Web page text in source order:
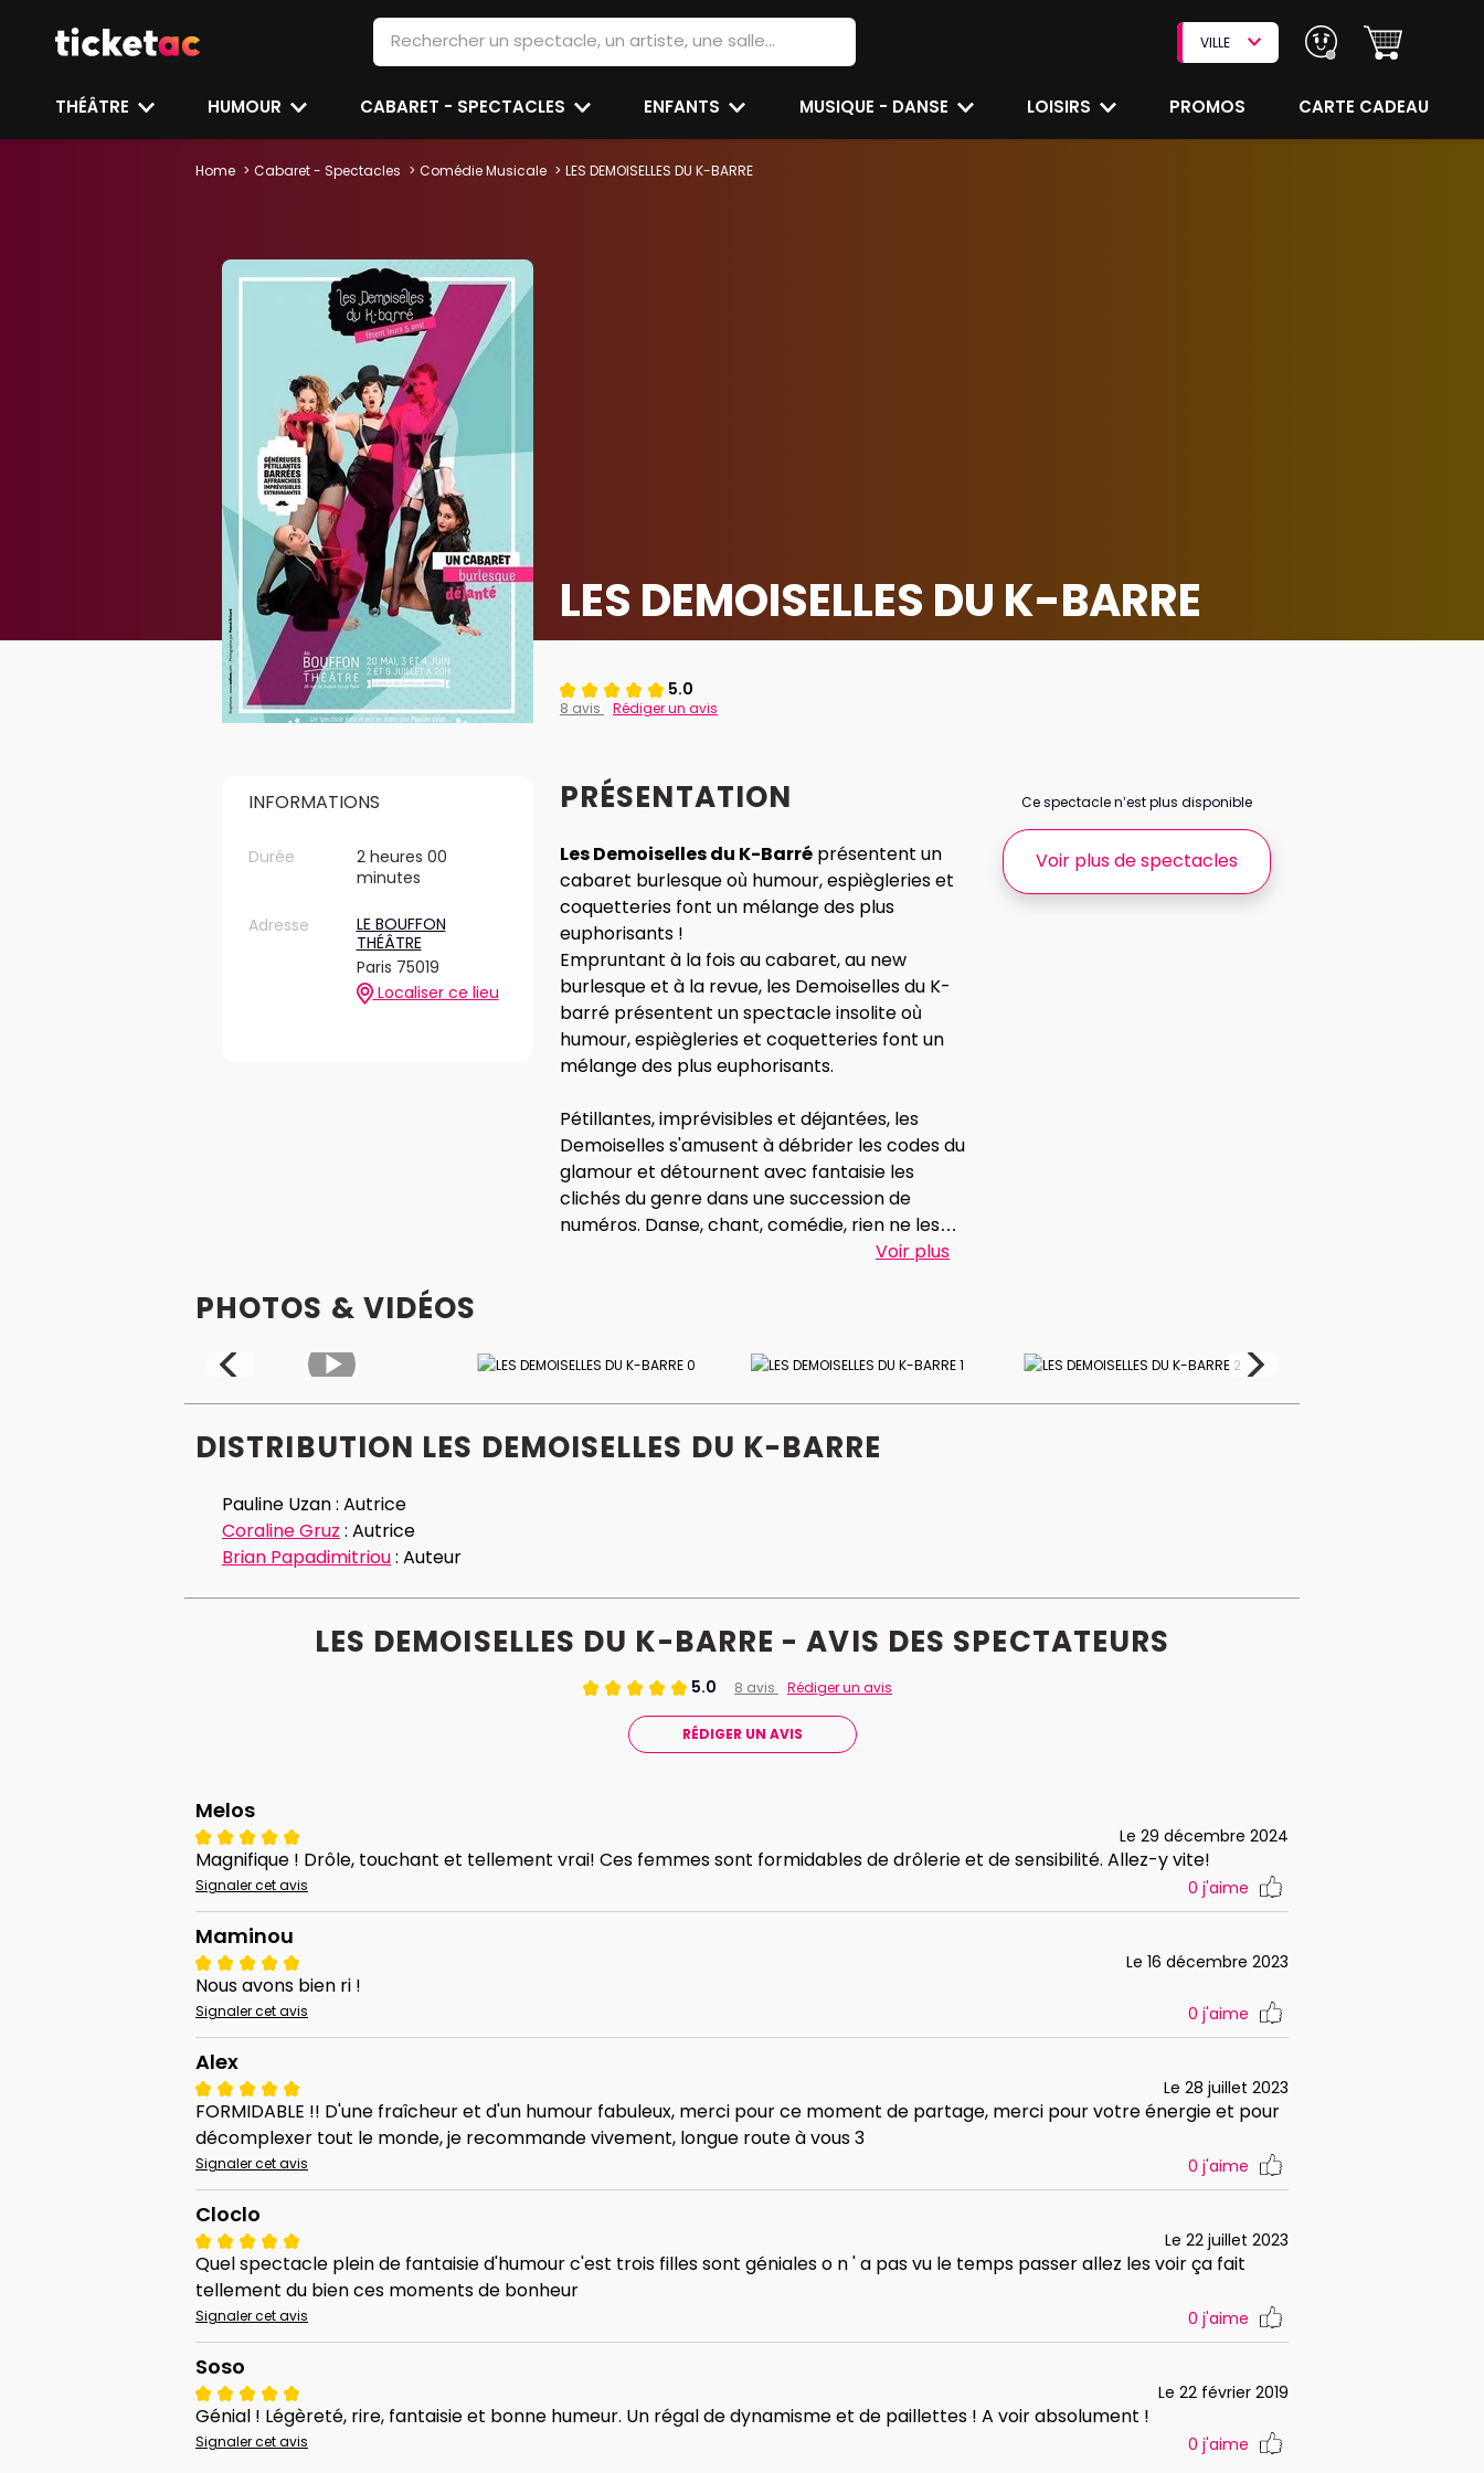
VILLE
THÉÂTRE HUMOUR CABARET - SPECTACLES ENFANTS MUSIQUE - DANSE LOISIRS PROMOS CARTE CADEAU
Home Cabaret - Spectacles Comédie Musicale LES DEMOISELLES DU K-BARRE
LES DEMOISELLES DU K-BARRE
5.0
8 avis Rédiger un avis
INFORMATIONS
Durée
2 heures 00
minutes
Adresse
LE BOUFFON
THÉÂTRE
Paris 75019
Localiser ce lieu
PRÉSENTATION
Les Demoiselles du K-Barré présentent un
cabaret burlesque où humour, espiègleries et
coquetteries font un mélange des plus
euphorisants !
Empruntant à la fois au cabaret, au new
burlesque et à la revue, les Demoiselles du K-
barré présentent un spectacle insolite où
humour, espiègleries et coquetteries font un
mélange des plus euphorisants.
Pétillantes, imprévisibles et déjantées, les
Demoiselles s'amusent à débrider les codes du
glamour et détournent avec fantaisie les
clichés du genre dans une succession de
numéros. Danse, chant, comédie, rien ne les
arrête... pas même les spectateurs qu'elles se
brac artistique adresse un joli pied-de-nez à la
Alors... Saurez-vous résister à l'attraction de
cette folie douce?
19ème arrondissement pour fêter leurs 5 ans !
Voir plus
Ce spectacle n’est plus disponible
Voir plus de spectacles
PHOTOS & VIDÉOS
DISTRIBUTION LES DEMOISELLES DU K-BARRE
Pauline Uzan : Autrice
Coraline Gruz : Autrice
Brian Papadimitriou: Auteur
LES DEMOISELLES DU K-BARRE - AVIS DES SPECTATEURS
5.0 8 avis Rédiger un avis
RÉDIGER UN AVIS
Melos
Le 29 décembre 2024
Magnifique ! Drôle, touchant et tellement vrai! Ces femmes sont formidables de drôlerie et de sensibilité. Allez-y vite!
Signaler cet avis 0 j'aime
Maminou
Le 16 décembre 2023
Nous avons bien ri !
Signaler cet avis 0 j'aime
Alex
Le 28 juillet 2023
FORMIDABLE !! D'une fraîcheur et d'un humour fabuleux, merci pour ce moment de partage, merci pour votre énergie et pour
décomplexer tout le monde, je recommande vivement, longue route à vous 3
Signaler cet avis 0 j'aime
Cloclo
Le 22 juillet 2023
Quel spectacle plein de fantaisie d'humour c'est trois filles sont géniales o n ' a pas vu le temps passer allez les voir ça fait
tellement du bien ces moments de bonheur
Signaler cet avis 0 j'aime
Soso
Le 22 février 2019
Génial ! Légèreté, rire, fantaisie et bonne humeur. Un régal de dynamisme et de paillettes ! A voir absolument !
Signaler cet avis 0 j'aime